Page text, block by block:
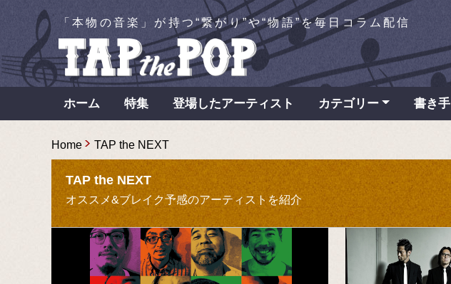
「本物の音楽」が持つ“繋がり”や“物語”を毎日コラム配信
ホーム 特集 登場したアーティスト カテゴリー 書き手
Home TAP the NEXT
TAP the NEXT
オススメ&ブレイク予感のアーティストを紹介